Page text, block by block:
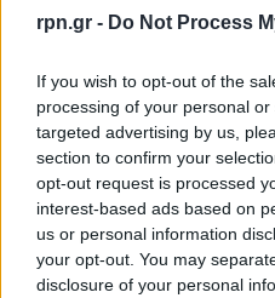
rpn.gr - Do Not Process
If you wish to opt-out of the
processing of your personal
targeted advertising by us,
section to confirm your
opt-out request is processed
interest-based ads based on
us or personal information
your opt-out. You may
disclosure of your personal